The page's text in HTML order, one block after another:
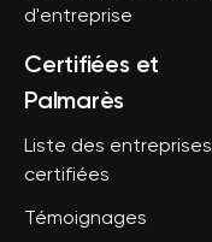
d'entreprise
Certifiées et
Palmarès
Liste des entreprises
certifiées
Témoignages